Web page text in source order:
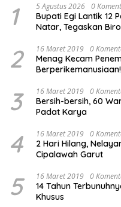
1 5 Agustus 2026 0
Bupati Egi Lantik 12
Natar, Tegaskan
2 16 Maret 2019 0
Menag Kecam
Berperikemanusiaan!
3 16 Maret 2019 0
Bersih-bersih, 60
Padat Karya
4 16 Maret 2019 0
2 Hari Hilang,
Cipalawah Garut
5 16 Maret 2019 0
14 Tahun
Khusus